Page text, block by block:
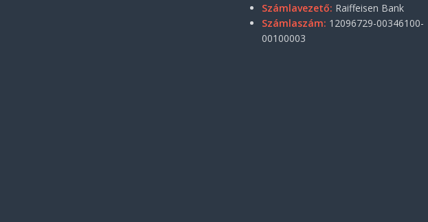
Számlavezető: Raiffeisen Bank
Számlaszám: 12096729-00346100-
00100003